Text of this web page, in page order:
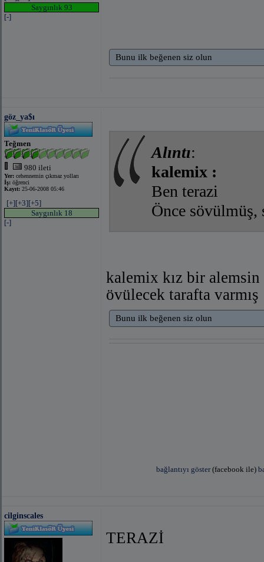
Saygınlık 93
[-]
Bunu ilk beğenen siz olun
göz_ya$ı
Teğmen
980 ileti
Yer: cehennemin çıkmaz yolları
İş: öğrenci
Kayıt: 25-06-2008 05:46
[+][+3][+5]
Saygınlık 18
[-]
Alıntı:
kalemix :
Ben terazi
Önce sövülmüş,
kalemix kız bir alemsin
övülecek tarafta varmış
Bunu ilk beğenen siz olun
bağlantıyı göster(facebook ile)
cilginscales
TERAZİ